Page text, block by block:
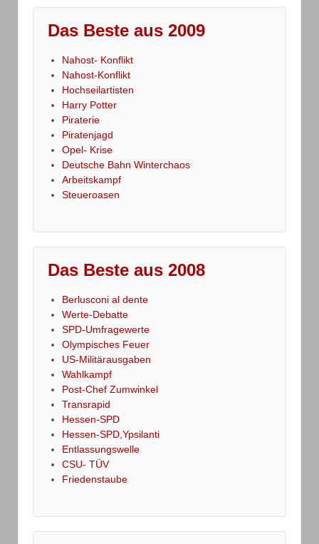
Das Beste aus 2009
Nahost- Konflikt
Nahost-Konflikt
Hochseilartisten
Harry Potter
Piraterie
Piratenjagd
Opel- Krise
Deutsche Bahn Winterchaos
Arbeitskampf
Steueroasen
Das Beste aus 2008
Berlusconi al dente
Werte-Debatte
SPD-Umfragewerte
Olympisches Feuer
US-Militärausgaben
Wahlkampf
Post-Chef Zumwinkel
Transrapid
Hessen-SPD
Hessen-SPD,Ypsilanti
Entlassungswelle
CSU- TÜV
Friedenstaube